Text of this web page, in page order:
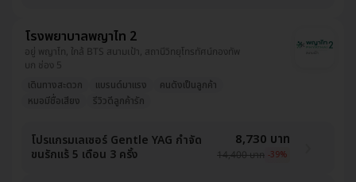
โรงพยาบาลพญาไท 2
อยู่ พญาไท, ใกล้ BTS สนามเป้า, สถานีวิทยุโทรทัศน์กองทัพ
บก ช่อง 5
เดินทางสะดวก
แบรนด์มาแรง
คนดังเป็นลูกค้า
หมอมีชื่อเสียง
รีวิวดีลูกค้ารัก
โปรแกรมเลเซอร์ Gentle YAG กำจัด
ขนรักแร้ 5 เดือน 3 ครั้ง
8,730 บาท
14,400 บาท -39%